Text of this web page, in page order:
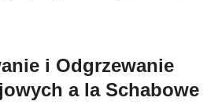
i Odgrzewanie
a la Schabowe